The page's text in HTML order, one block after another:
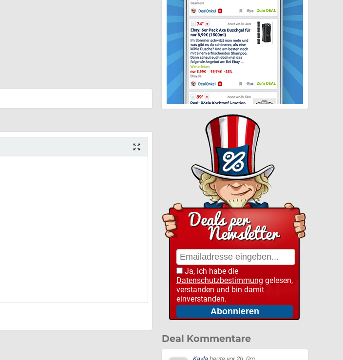
Ja, ich habe die
Datenschutzbestimmung gelesen,
verstanden und bin damit
einverstanden.
Deal Kommentare